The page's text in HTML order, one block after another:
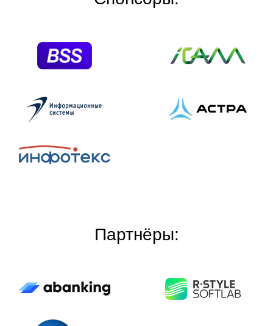
Партнёры: